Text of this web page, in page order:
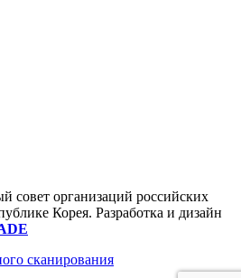
совет организаций российских
Корея. Разработка и дизайн